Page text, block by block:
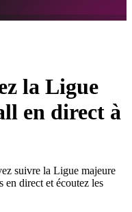
la Ligue
en direct à
suivre la Ligue majeure
en direct et écoutez les